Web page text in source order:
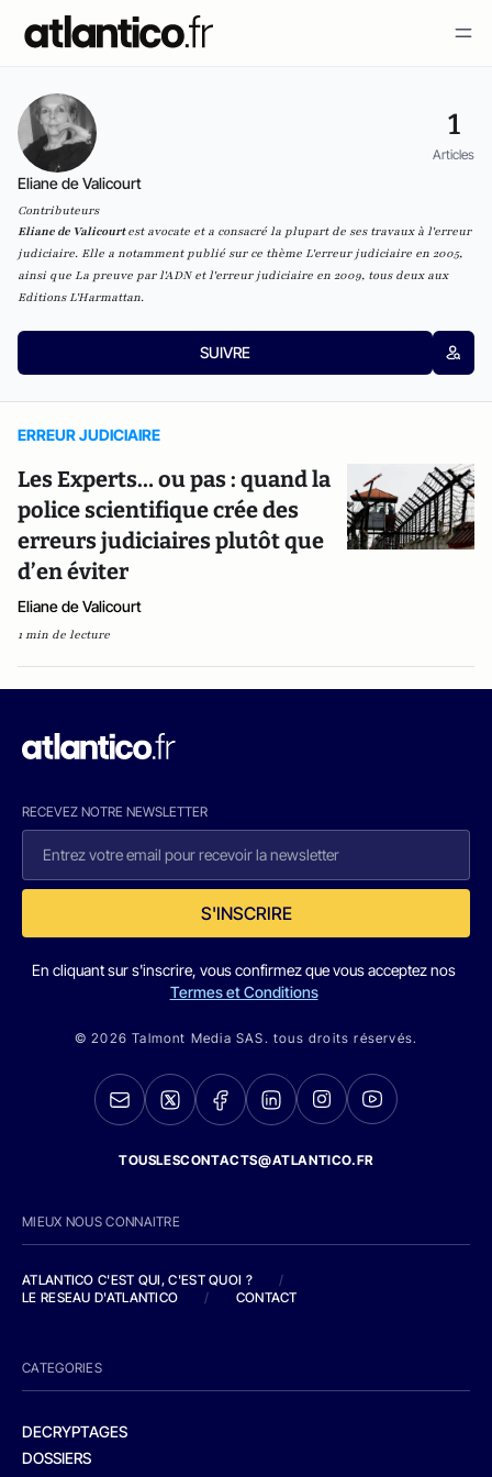
1
Articles
Eliane de Valicourt
Contributeurs
Eliane de Valicourtest avocate et a consacré la plupart de ses travaux à l'erreur
judiciaire. Elle a notamment publié sur ce thème L'erreur judiciaire en 2005,
ainsi que La preuve par l'ADN et l'erreur judiciaire en 2009, tous deux aux
Editions L'Harmattan.
SUIVRE
ERREUR JUDICIAIRE
Les Experts… ou pas : quand la
police scientifique crée des
erreurs judiciaires plutôt que
d’en éviter
Eliane de Valicourt
1 min de lecture
RECEVEZ NOTRE NEWSLETTER
S'INSCRIRE
En cliquant sur s'inscrire, vous confirmez que vous acceptez nos
Termes et Conditions
© 2026 Talmont Media SAS. tous droits réservés.
TOUSLESCONTACTS@ATLANTICO.FR
MIEUX NOUS CONNAITRE
ATLANTICO C'EST QUI, C'EST QUOI ?
/
LE RESEAU D'ATLANTICO
/ CONTACT
CATEGORIES
DECRYPTAGES
DOSSIERS